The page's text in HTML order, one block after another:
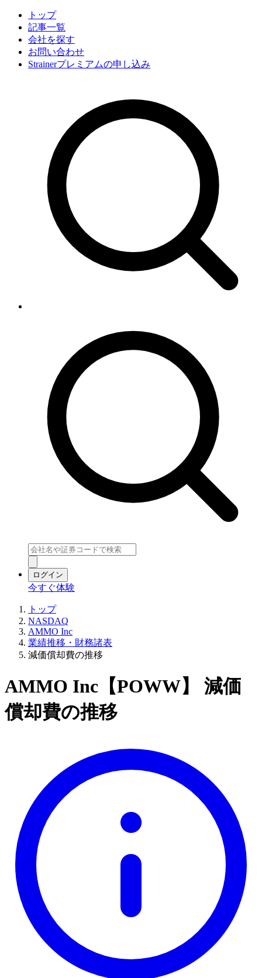
トップ
記事一覧
会社を探す
お問い合わせ
Strainerプレミアムの申し込み
ログイン
今すぐ体験
トップ
NASDAQ
AMMO Inc
業績推移・財務諸表
減価償却費の推移
AMMO Inc【POWW】 減価
償却費の推移